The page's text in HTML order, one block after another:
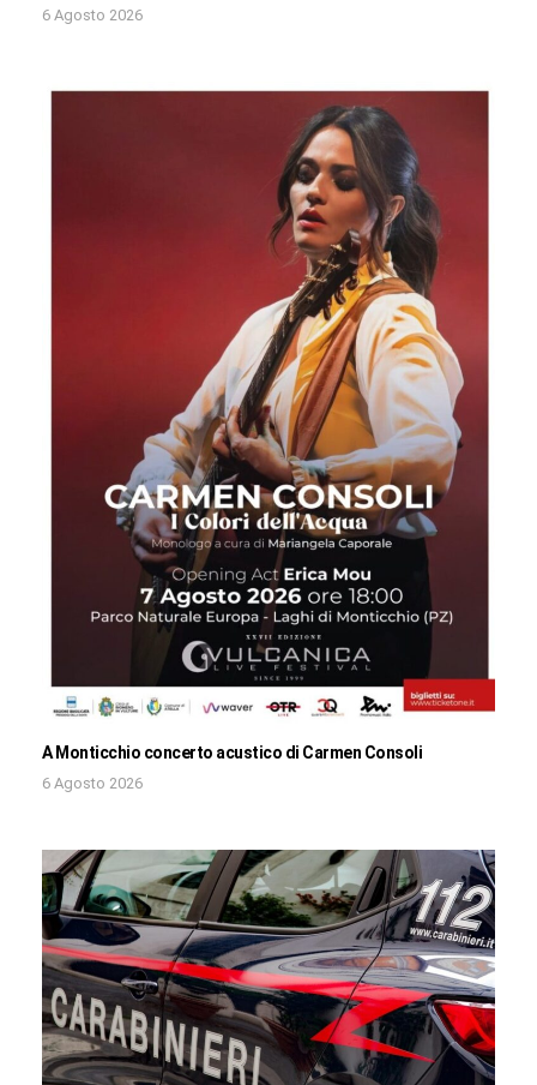
6 Agosto 2026
A Monticchio concerto acustico di Carmen Consoli
6 Agosto 2026